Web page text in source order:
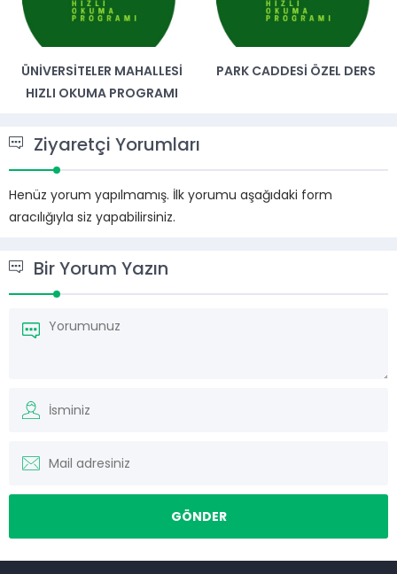
ÜNIVERSITELER MAHALLESI
HIZLI OKUMA PROGRAMI
PARK CADDESI ÖZEL DERS
Ziyaretçi Yorumları
Henüz yorum yapılmamış. İlk yorumu aşağıdaki form
aracılığıyla siz yapabilirsiniz.
Bir Yorum Yazın
Müşteri Temsilcisi